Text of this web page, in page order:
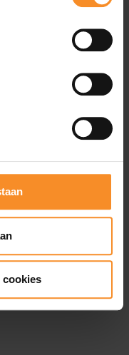
cookies
-